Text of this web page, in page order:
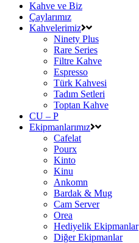
Kahve ve Biz
Çaylarımız
Kahvelerimiz
Ninety Plus
Rare Series
Filtre Kahve
Espresso
Türk Kahvesi
Tadım Setleri
Toptan Kahve
CU – P
Ekipmanlarımız
Cafelat
Pourx
Kinto
Kinu
Ankomn
Bardak & Mug
Cam Server
Orea
Hediyelik Ekipmanlar
Diğer Ekipmanlar